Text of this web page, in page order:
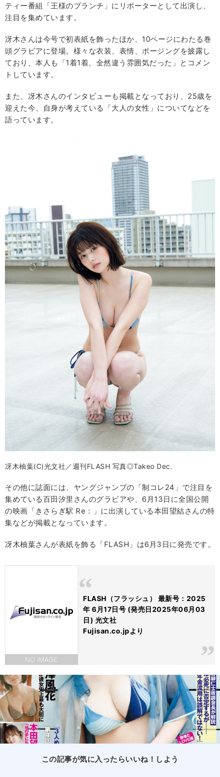
ティー番組「王様のブランチ」にリポーターとして出演し、
注目を集めています。
冴木さんは今号で初表紙を飾ったほか、10ページにわたる巻
頭グラビアに登場。様々な衣装、表情、ポージングを披露し
ており、本人も「1着1着、全然違う雰囲気だった」とコメン
トしています。
また、冴木さんのインタビューも掲載となっており、25歳を
迎えた今、自身が考えている「大人の女性」についてなどを
語っています。
冴木柚葉(C)光文社／週刊FLASH 写真◎Takeo Dec.
その他に誌面には、ヤングジャンプの「制コレ24」で注目を
集めている百田汐里さんのグラビアや、6月13日に全国公開
の映画「きさらぎ駅 Re：」に出演している本田望結さんの特
集などが掲載となっています。
冴木柚葉さんが表紙を飾る「FLASH」は6月3日に発売です。
FLASH（フラッシュ） 最新号：2025
年 6月17日号 (発売日2025年06月03
日) 光文社
Fujisan.co.jpより
この記事が気に入ったらいいね！しよう